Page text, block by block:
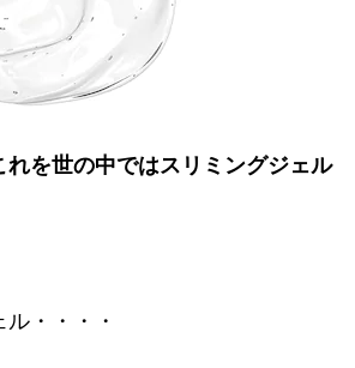
れを世の中ではスリミングジェル
・・・・